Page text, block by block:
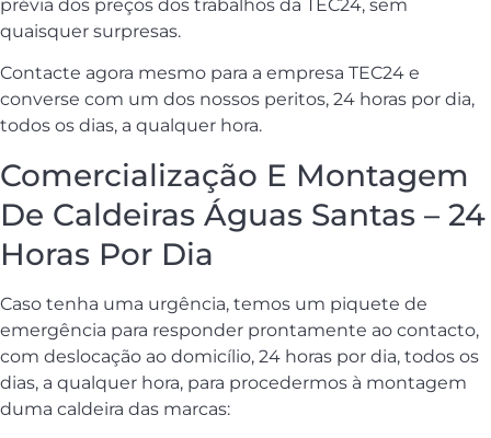
prévia dos preços dos trabalhos da TEC24, sem
quaisquer surpresas.
Contacte agora mesmo para a empresa TEC24 e
converse com um dos nossos peritos, 24 horas por dia,
todos os dias, a qualquer hora.
Comercialização E Montagem
De Caldeiras Águas Santas – 24
Horas Por Dia
Caso tenha uma urgência, temos um piquete de
emergência para responder prontamente ao contacto,
com deslocação ao domicílio, 24 horas por dia, todos os
dias, a qualquer hora, para procedermos à montagem
duma caldeira das marcas: